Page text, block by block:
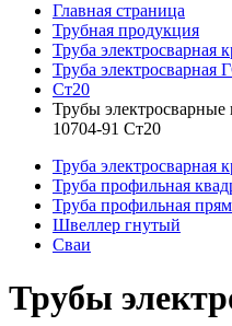
Главная страница
Трубная продукция
Труба электросварная
Труба электросварная
Ст20
Трубы
10704-91 Ст20
Труба электросварная
Труба профильная
Труба профильная
Швеллер гнутый
Сваи
Трубы